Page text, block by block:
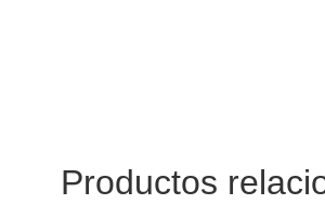
Productos